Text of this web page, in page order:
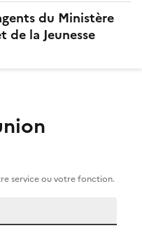
du Ministère
la Jeunesse
service ou votre fonction.